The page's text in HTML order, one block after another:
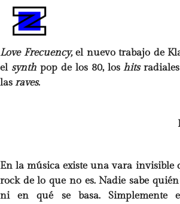
Love Frecuency, el nuevo trabajo de
el synthpop de los 80, los hits
las raves.
En la música existe una vara invisible
rock de lo que no es. Nadie sabe
ni en qué se basa. Simplemente